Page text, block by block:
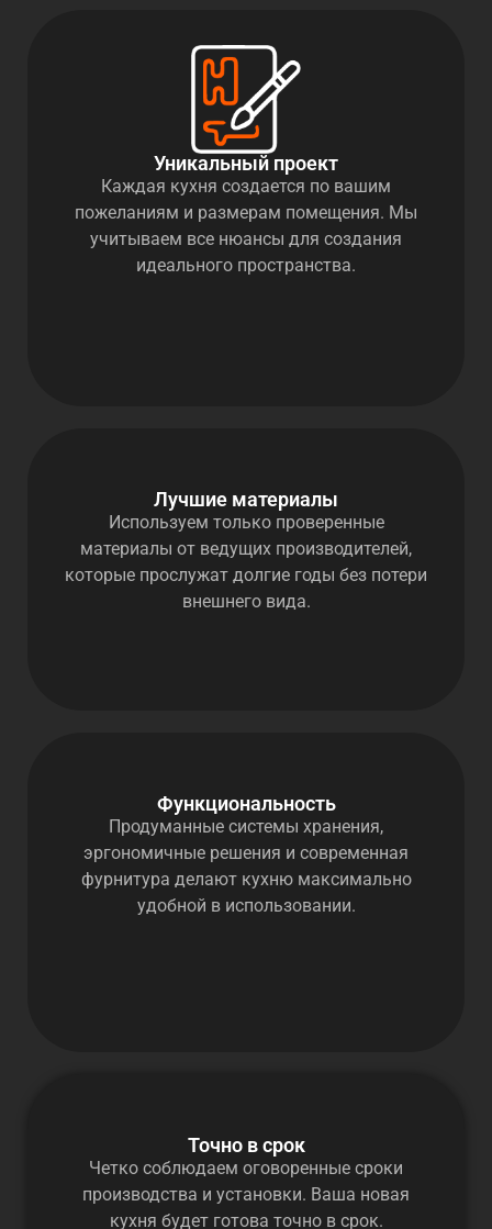
Уникальный проект
Каждая кухня создается по вашим
пожеланиям и размерам помещения. Мы
учитываем все нюансы для создания
идеального пространства.
Лучшие материалы
Используем только проверенные
материалы от ведущих производителей,
которые прослужат долгие годы без потери
внешнего вида.
Функциональность
Продуманные системы хранения,
эргономичные решения и современная
фурнитура делают кухню максимально
удобной в использовании.
Точно в срок
Четко соблюдаем оговоренные сроки
производства и установки. Ваша новая
кухня будет готова точно в срок.